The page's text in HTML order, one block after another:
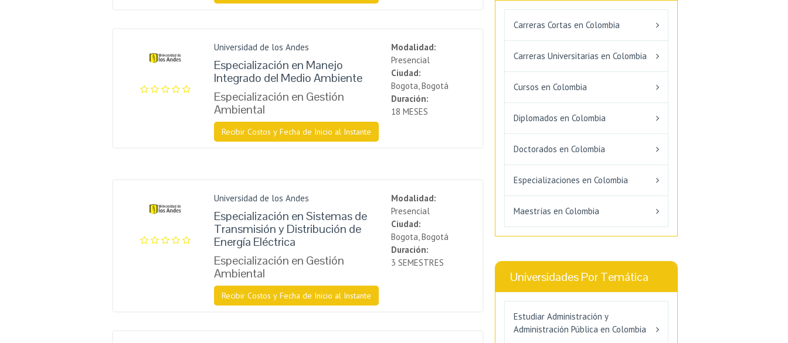
Universidad de los Andes
Especialización en Manejo
Integrado del Medio Ambiente
Especialización en Gestión
Ambiental
Recibir Costos y Fecha de Inicio al Instante
Modalidad:
Presencial
Ciudad:
Bogota, Bogotá
Duración:
18 MESES
Universidad de los Andes
Especialización en Sistemas de
Transmisión y Distribución de
Energía Eléctrica
Especialización en Gestión
Ambiental
Recibir Costos y Fecha de Inicio al Instante
Modalidad:
Presencial
Ciudad:
Bogota, Bogotá
Duración:
3 SEMESTRES
Carreras Cortas en Colombia
Carreras Universitarias en Colombia
Cursos en Colombia
Diplomados en Colombia
Doctorados en Colombia
Especializaciones en Colombia
Maestrías en Colombia
Universidades Por Temática
Estudiar Administración y
Administración Pública en Colombia